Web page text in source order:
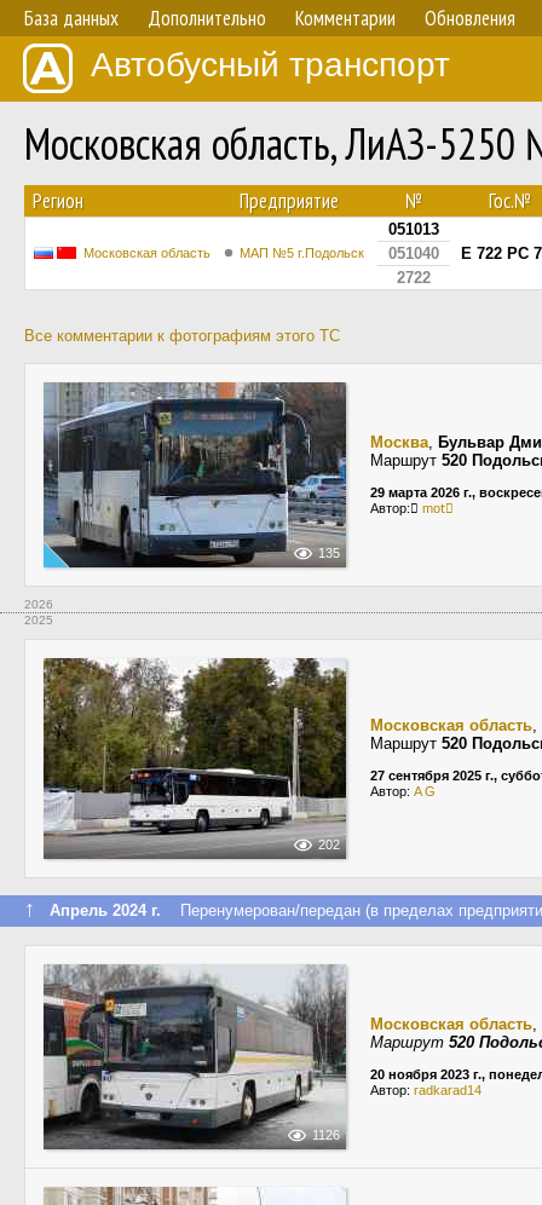
База данных Дополнительно Комментарии Обновления
Автобусный транспорт
Московская область, ЛиАЗ-
Регион Предприятие № Гос.№
Московская область МАП №5 г.Подольск
051013
Е 722 РС
051040
2722
Все комментарии к фотографиям этого ТС
135
Москва, Бульвар
Маршрут 520
29 марта 2026 г.,
Автор: ٓmotً
2026
2025
202
Московская область,
Маршрут 520
27 сентября 2025 г.,
Автор: A G
↑ Апрель 2024 г. Перенумерован/передан (в пределах
1126
Московская область,
Маршрут 520
20 ноября 2023 г.,
Автор: radkarad14